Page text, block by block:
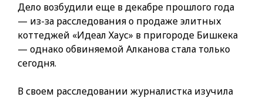
Дело возбудили еще в декабре прошлого года
— из-за расследования о продаже элитных
коттеджей «Идеал Хаус» в пригороде Бишкека
— однако обвиняемой Алканова стала только
сегодня.
В своем расследовании журналистка изучила